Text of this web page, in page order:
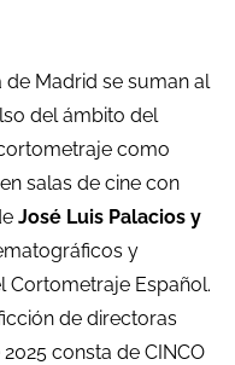
de Madrid se suman al
del ámbito del
como
salas de cine con
José Luis Palacios y
y
Cortometraje Español.
de directoras
consta de CINCO